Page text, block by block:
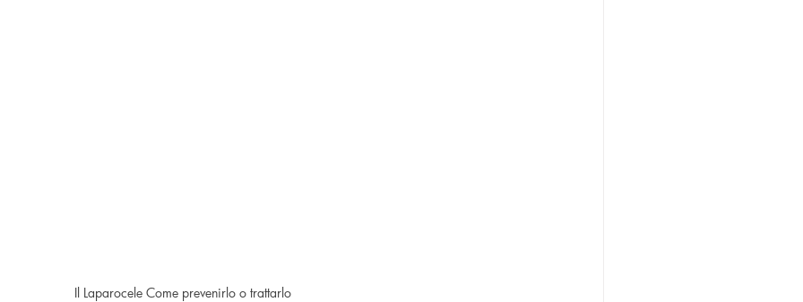
Il Laparocele Come prevenirlo o trattarlo